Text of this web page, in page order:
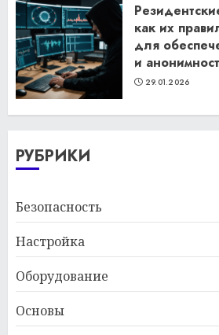
как их
для
и
29.01.2026
РУБРИКИ
Безопасность
Настройка
Оборудование
Основы